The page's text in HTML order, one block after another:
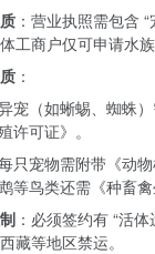
：营业执照需包含
工商户仅可申请水族
：
宠（如蜥蜴、蜘蛛
许可证》。
只宠物需附带《动
等鸟类还需《种畜禽
：必须签约有 “活
藏等地区禁运。